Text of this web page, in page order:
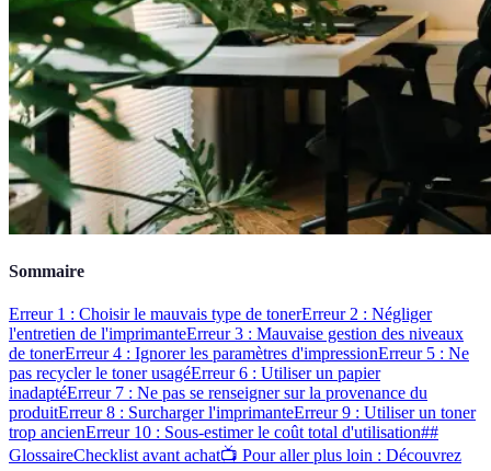
Sommaire
Erreur 1 : Choisir le mauvais type de tonerErreur 2 : Négliger
l'entretien de l'imprimanteErreur 3 : Mauvaise gestion des niveaux
de tonerErreur 4 : Ignorer les paramètres d'impressionErreur 5 : Ne
pas recycler le toner usagéErreur 6 : Utiliser un papier
inadaptéErreur 7 : Ne pas se renseigner sur la provenance du
produitErreur 8 : Surcharger l'imprimanteErreur 9 : Utiliser un toner
trop ancienErreur 10 : Sous-estimer le coût total d'utilisation##
GlossaireChecklist avant achat📺 Pour aller plus loin : Découvrez